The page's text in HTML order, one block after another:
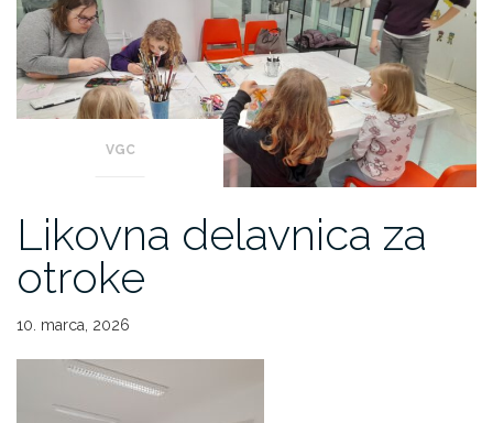
VGC
Likovna delavnica za
otroke
10. marca, 2026